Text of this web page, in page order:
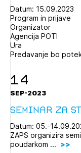
Datum: 15.09.2023
Program in prijave
Organizator
Agencija POTI
Ura
Predavanje bo
14
SEP-2023
Seminar za
Datum: 05.-
ZAPS organizira
poudarkom ...